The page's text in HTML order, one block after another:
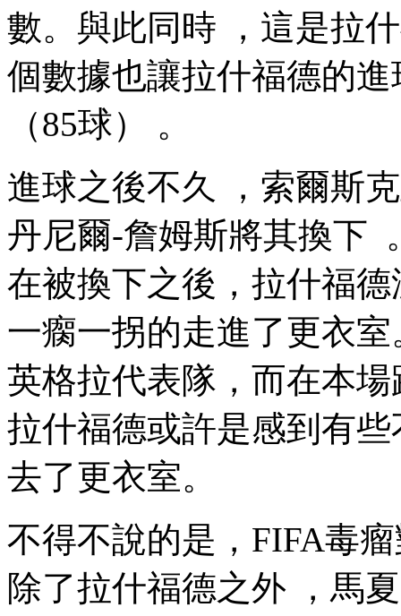
數。與此同時  ，這是
個數據也讓拉什福德的
（85球） 。
進球之後不久  ，索爾斯
丹尼爾-詹姆斯將其換下
在被換下之後，拉什福
一瘸一拐的走進了更衣室
英格拉代表隊，而在本
拉什福德或許是感到有些
去了更衣室。
不得不說的是，FIFA毒
除了拉什福德之外 ，